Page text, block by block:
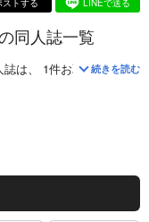
同人誌一覧
誌は、 1件お取り扱いがご
続きを読む